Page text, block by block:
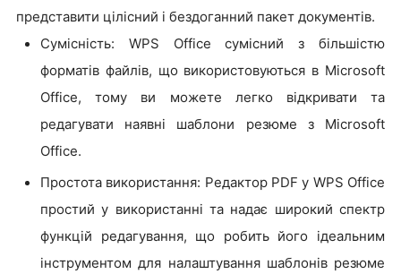
представити цілісний і бездоганний пакет документів.
Сумісність: WPS Office сумісний з більшістю
форматів файлів, що використовуються в Microsoft
Office, тому ви можете легко відкривати та
редагувати наявні шаблони резюме з Microsoft
Office.
Простота використання: Редактор PDF у WPS Office
простий у використанні та надає широкий спектр
функцій редагування, що робить його ідеальним
інструментом для налаштування шаблонів резюме